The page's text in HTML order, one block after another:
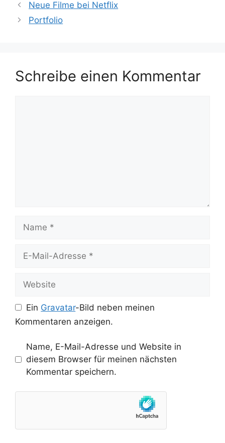
Neue Filme bei Netflix
Portfolio
Schreibe einen Kommentar
Mail-
Ein Gravatar-Bild neben meinen
Kommentaren anzeigen.
Name, E-Mail-Adresse und Website in
diesem Browser für meinen nächsten
Kommentar speichern.